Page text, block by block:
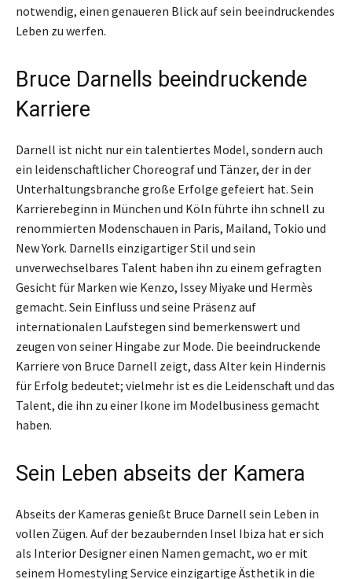
notwendig, einen genaueren Blick auf sein beeindruckendes
Leben zu werfen.
Bruce Darnells beeindruckende
Karriere
Darnell ist nicht nur ein talentiertes Model, sondern auch
ein leidenschaftlicher Choreograf und Tänzer, der in der
Unterhaltungsbranche große Erfolge gefeiert hat. Sein
Karrierebeginn in München und Köln führte ihn schnell zu
renommierten Modenschauen in Paris, Mailand, Tokio und
New York. Darnells einzigartiger Stil und sein
unverwechselbares Talent haben ihn zu einem gefragten
Gesicht für Marken wie Kenzo, Issey Miyake und Hermès
gemacht. Sein Einfluss und seine Präsenz auf
internationalen Laufstegen sind bemerkenswert und
zeugen von seiner Hingabe zur Mode. Die beeindruckende
Karriere von Bruce Darnell zeigt, dass Alter kein Hindernis
für Erfolg bedeutet; vielmehr ist es die Leidenschaft und das
Talent, die ihn zu einer Ikone im Modelbusiness gemacht
haben.
Sein Leben abseits der Kamera
Abseits der Kameras genießt Bruce Darnell sein Leben in
vollen Zügen. Auf der bezaubernden Insel Ibiza hat er sich
als Interior Designer einen Namen gemacht, wo er mit
seinem Homestyling Service einzigartige Ästhetik in die